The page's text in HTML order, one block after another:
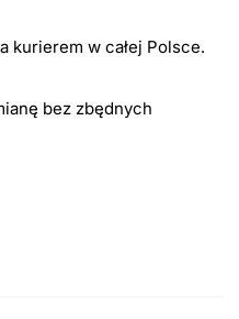
kurierem w całej Polsce.
bez zbędnych